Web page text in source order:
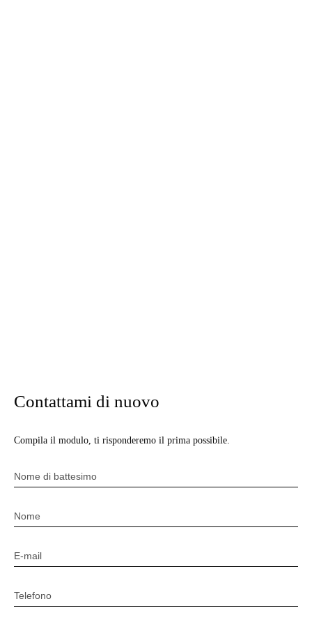
Contattami di nuovo
Compila il modulo, ti risponderemo il prima possibile.
Nome di battesimo
Nome
E-mail
Telefono